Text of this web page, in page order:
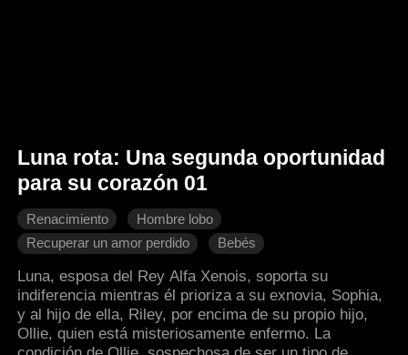
Luna rota: Una segunda oportunidad
para su corazón 01
Renacimiento
Hombre lobo
Recuperar un amor perdido
Bebés
Fantasía occidental
Luna, esposa del Rey Alfa Xenois, soporta su
indiferencia mientras él prioriza a su exnovia, Sophia,
y al hijo de ella, Riley, por encima de su propio hijo,
Ollie, quien está misteriosamente enfermo. La